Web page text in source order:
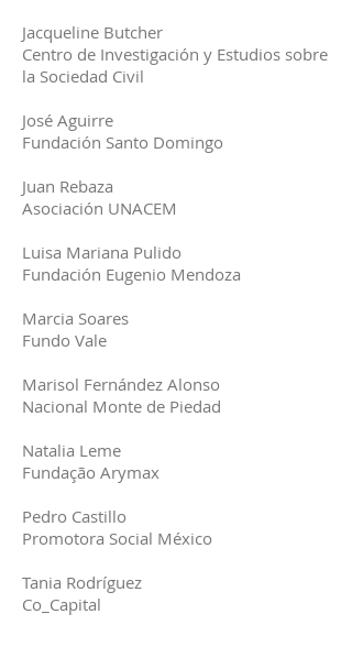
Jacqueline Butcher
Centro de Investigación y Estudios sobre
la Sociedad Civil
José Aguirre
Fundación Santo Domingo
Juan Rebaza
Asociación UNACEM
Luisa Mariana Pulido
Fundación Eugenio Mendoza
Marcia Soares
Fundo Vale
Marisol Fernández Alonso
Nacional Monte de Piedad
Natalia Leme
Fundação Arymax
Pedro Castillo
Promotora Social México
Tania Rodríguez
Co_Capital